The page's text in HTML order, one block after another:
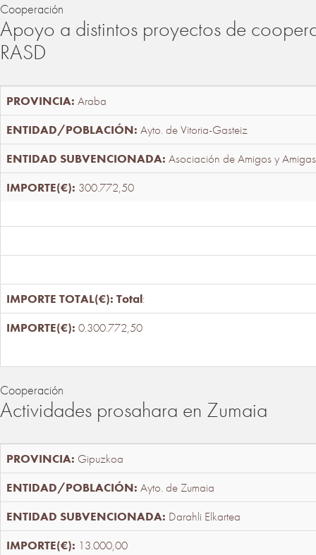
Cooperación
Apoyo a distintos proyectos de
RASD
Araba
Ayto. de Vitoria-Gasteiz
Asociación de Amigos y
300.772,50
Total:
0.300.772,50
Cooperación
Actividades prosahara en Zumaia
Gipuzkoa
Ayto. de Zumaia
Darahli Elkartea
13.000,00